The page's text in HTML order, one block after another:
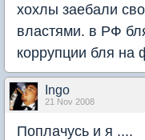
хохлы заебали
властями. в РФ
коррупции бля на
Ingo
21 Nov 2008
Поплачусь и я ....